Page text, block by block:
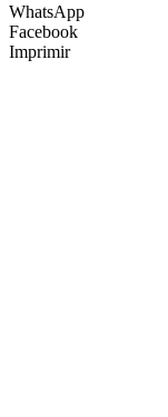
WhatsApp
Facebook
Imprimir